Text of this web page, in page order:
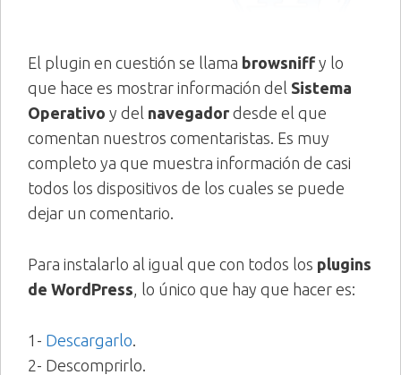
El plugin en cuestión se llama browsniff y lo
que hace es mostrar información del Sistema
Operativo y del navegador desde el que
comentan nuestros comentaristas. Es muy
completo ya que muestra información de casi
todos los dispositivos de los cuales se puede
dejar un comentario.
Para instalarlo al igual que con todos los plugins
de WordPress , lo único que hay que hacer es:
1- Descargarlo
2- Descomprirlo.